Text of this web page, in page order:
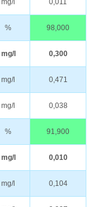
mg/l 0,011
% 98,000
mg/l 0,300
mg/l 0,471
mg/l 0,038
% 91,900
mg/l 0,010
mg/l 0,104